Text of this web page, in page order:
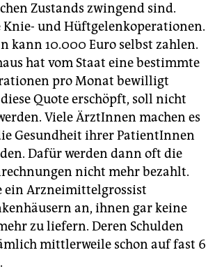
Zustands zwingend sind.
Knie- und Hüftgelenkoperationen.
kann 10.000 Euro selbst zahlen.
hat vom Staat eine bestimmte
pro Monat bewilligt
Quote erschöpft, soll nicht
Viele ÄrztInnen machen es
Gesundheit ihrer PatientInnen
Dafür werden dann oft die
nicht mehr bezahlt.
ein Arzneimittelgrossist
an, ihnen gar keine
zu liefern. Deren Schulden
mittlerweile schon auf fast 6